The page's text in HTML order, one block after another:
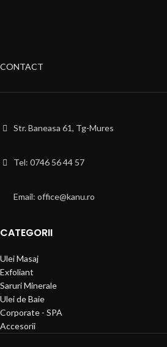
CONTACT
Str. Baneasa 61, Tg-Mures
Tel: 0746 56 44 57
Email: office@kanu.ro
CATEGORII
Ulei Masaj
Exfoliant
Saruri Minerale
Ulei de Baie
Corporate - SPA
Accesorii